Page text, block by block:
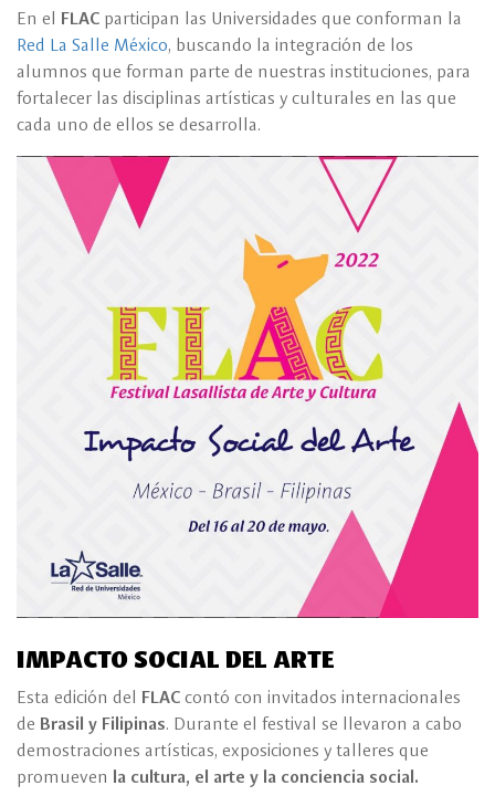
En el FLAC participan las Universidades que conforman la
Red La Salle México, buscando la integración de los
alumnos que forman parte de nuestras instituciones, para
fortalecer las disciplinas artísticas y culturales en las que
cada uno de ellos se desarrolla.
IMPACTO SOCIAL DEL ARTE
Esta edición del FLAC contó con invitados internacionales
de Brasil y Filipinas. Durante el festival se llevaron a cabo
demostraciones artísticas, exposiciones y talleres que
promueven la cultura, el arte y la conciencia social.